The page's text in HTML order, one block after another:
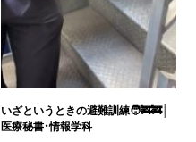
いざというときの避難訓練🧑‍🚒🚒│
医療秘書・情報学科